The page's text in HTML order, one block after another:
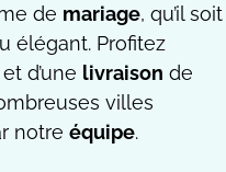
de mariage, qu’il soit
élégant. Profitez
d’une livraison de
villes
notre équipe.